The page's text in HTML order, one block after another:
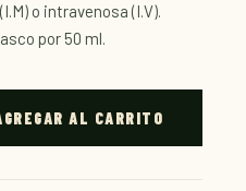
o intravenosa (I.V).
por 50 ml.
AL CARRITO